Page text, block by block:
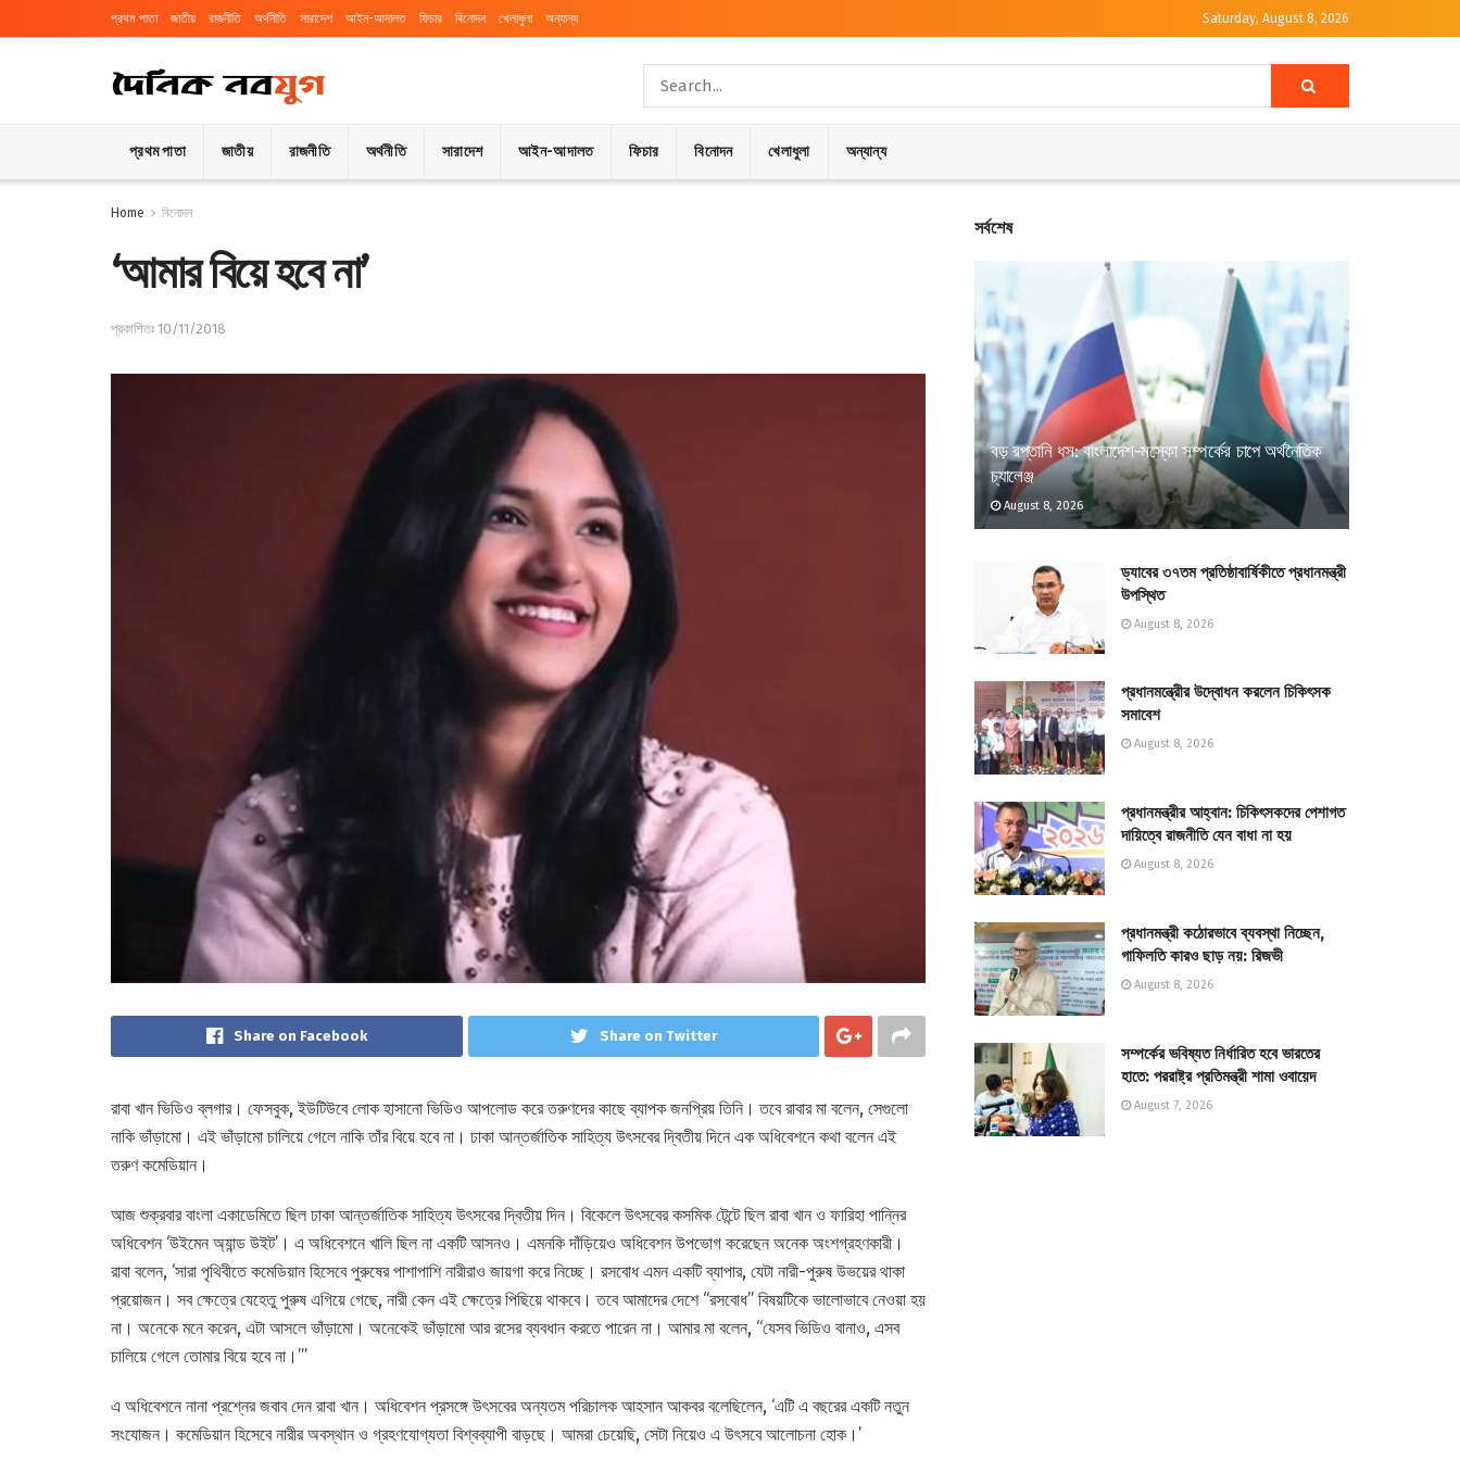
প্রথম পাতা জাতীয় রাজনীতি অর্থনীতি সারাদেশ আইন-আদালত ফিচার বিনোদন খেলাধুলা অন্যান্য Saturday, August 8, 2026
প্রথম পাতা জাতীয় রাজনীতি অর্থনীতি সারাদেশ আইন-আদালত ফিচার বিনোদন খেলাধুলা অন্যান্য
Home বিনোদন
‘আমার বিয়ে হবে না’
প্রকাশিতঃ 10/11/2018
Share on Facebook Share on Twitter
রাবা খান ভিডিও ব্লগার। ফেসবুক, ইউটিউবে লোক হাসানো ভিডিও আপলোড করে তরুণদের কাছে ব্যাপক জনপ্রিয় তিনি। তবে রাবার মা বলেন, সেগুলো
নাকি ভাঁড়ামো। এই ভাঁড়ামো চালিয়ে গেলে নাকি তাঁর বিয়ে হবে না। ঢাকা আন্তর্জাতিক সাহিত্য উৎসবের দ্বিতীয় দিনে এক অধিবেশনে কথা বলেন এই
তরুণ কমেডিয়ান।
আজ শুক্রবার বাংলা একাডেমিতে ছিল ঢাকা আন্তর্জাতিক সাহিত্য উৎসবের দ্বিতীয় দিন। বিকেলে উৎসবের কসমিক টেন্টে ছিল রাবা খান ও ফারিহা পান্নির
অধিবেশন ‘উইমেন অ্যান্ড উইট’। এ অধিবেশনে খালি ছিল না একটি আসনও। এমনকি দাঁড়িয়েও অধিবেশন উপভোগ করেছেন অনেক অংশগ্রহণকারী।
রাবা বলেন, ‘সারা পৃথিবীতে কমেডিয়ান হিসেবে পুরুষের পাশাপাশি নারীরাও জায়গা করে নিচ্ছে। রসবোধ এমন একটি ব্যাপার, যেটা নারী-পুরুষ উভয়ের থাকা
প্রয়োজন। সব ক্ষেত্রে যেহেতু পুরুষ এগিয়ে গেছে, নারী কেন এই ক্ষেত্রে পিছিয়ে থাকবে। তবে আমাদের দেশে “রসবোধ” বিষয়টিকে ভালোভাবে নেওয়া হয়
না। অনেকে মনে করেন, এটা আসলে ভাঁড়ামো। অনেকেই ভাঁড়ামো আর রসের ব্যবধান করতে পারেন না। আমার মা বলেন, “যেসব ভিডিও বানাও, এসব
চালিয়ে গেলে তোমার বিয়ে হবে না।”’
এ অধিবেশনে নানা প্রশ্নের জবাব দেন রাবা খান। অধিবেশন প্রসঙ্গে উৎসবের অন্যতম পরিচালক আহসান আকবর বলেছিলেন, ‘এটি এ বছরের একটি নতুন
সংযোজন। কমেডিয়ান হিসেবে নারীর অবস্থান ও গ্রহণযোগ্যতা বিশ্বব্যাপী বাড়ছে। আমরা চেয়েছি, সেটা নিয়েও এ উৎসবে আলোচনা হোক।’
সর্বশেষ
বড় রপ্তানি ধস: বাংলাদেশ-মস্কো সম্পর্কের চাপে অর্থনৈতিক
চ্যালেঞ্জ
August 8, 2026
ড্যাবের ৩৭তম প্রতিষ্ঠাবার্ষিকীতে প্রধানমন্ত্রী
উপস্থিত
August 8, 2026
প্রধানমন্ত্রীের উদ্বোধন করলেন চিকিৎসক
সমাবেশ
August 8, 2026
প্রধানমন্ত্রীর আহ্বান: চিকিৎসকদের পেশাগত
দায়িত্বে রাজনীতি যেন বাধা না হয়
August 8, 2026
প্রধানমন্ত্রী কঠোরভাবে ব্যবস্থা নিচ্ছেন,
গাফিলতি কারও ছাড় নয়: রিজভী
August 8, 2026
সম্পর্কের ভবিষ্যত নির্ধারিত হবে ভারতের
হাতে: পররাষ্ট্র প্রতিমন্ত্রী শামা ওবায়েদ
August 7, 2026